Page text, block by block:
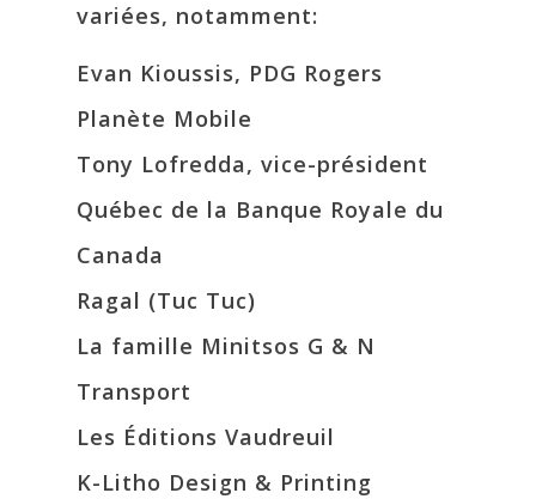
variées, notamment:
Evan Kioussis, PDG Rogers
Planète Mobile
Tony Lofredda, vice-président
Québec de la Banque Royale du
Canada
Ragal (Tuc Tuc)
La famille Minitsos G & N
Transport
Les Éditions Vaudreuil
K-Litho Design & Printing